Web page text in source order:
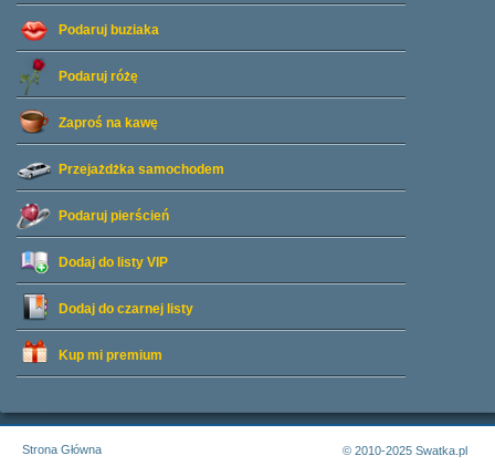
Podaruj buziaka
Podaruj różę
Zaproś na kawę
Przejażdżka samochodem
Podaruj pierścień
Dodaj do listy VIP
Dodaj do czarnej listy
Kup mi premium
Strona Główna
© 2010-2025 Swatka.pl